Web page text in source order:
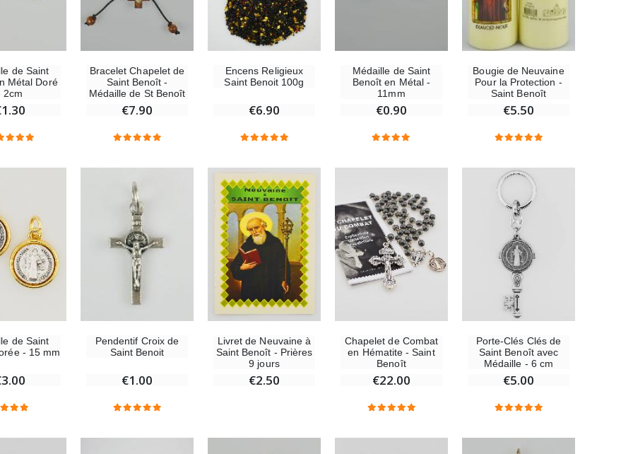
de Saint
Métal Doré
2cm
Bracelet Chapelet de
Saint Benoît -
Médaille de St Benoît
€7.90
Encens Religieux
Saint Benoit 100g
€6.90
Médaille de Saint
Benoît en Métal -
11mm
€0.90
Bougie de Neuvaine
Pour la Protection -
Saint Benoît
€5.50
de Saint
- 15 mm
Pendentif Croix de
Saint Benoit
€1.00
Livret de Neuvaine à
Saint Benoît - Prières
9 jours
€2.50
Chapelet de Combat
en Hématite - Saint
Benoît
€22.00
Porte-Clés Clés de
Saint Benoît avec
Médaille - 6 cm
€5.00